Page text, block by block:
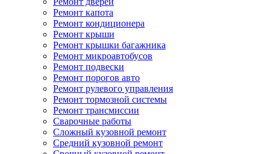
Ремонт капота
Ремонт кондиционера
Ремонт крыши
Ремонт крышки багажника
Ремонт микроавтобусов
Ремонт подвески
Ремонт порогов авто
Ремонт рулевого управления
Ремонт тормозной системы
Ремонт трансмиссии
Сварочные работы
Сложный кузовной ремонт
Средний кузовной ремонт